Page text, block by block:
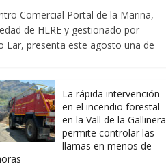
Comercial Portal de la Marina,
de HLRE y gestionado por
Lar, presenta este agosto una de
La rápida intervención
en el incendio forestal
en la Vall de la Gallinera
permite controlar las
llamas en menos de